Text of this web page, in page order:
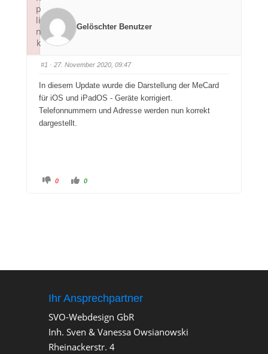
Gelöschter Benutzer
#1 · 27. November 2020, 09:47
In diesem Update wurde die Darstellung der MeCard
für iOS und iPadOS - Geräte korrigiert.
Telefonnummern und Adresse werden nun korrekt
dargestellt.
A
u
n
a
h
n
t
e
n
0
A
u
n
a
h
b
e
n
.
0
Ihr Ansprechpartner
SVO-Webdesign GbR
Inh. Sven & Vanessa Owsianowski
Rheinackerstr. 4
p
li
n
k
Failed to initialize plugin: wplink